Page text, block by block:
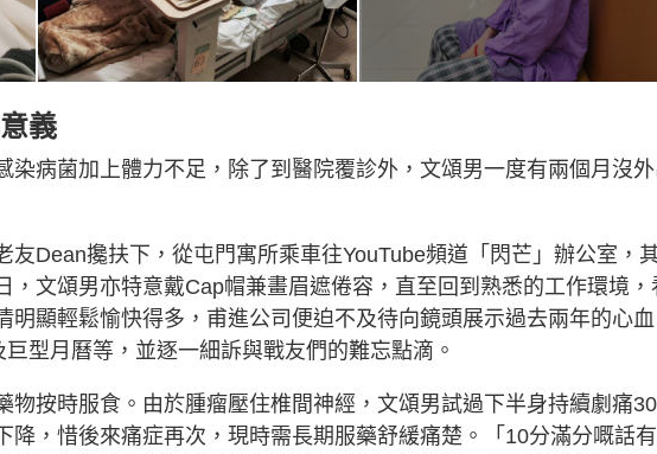
義
染病菌加上體力不足，除了到醫院覆診外，文頌男一度有兩個月沒
友Dean攙扶下，從屯門寓所乘車往YouTube頻道「閃芒」辦公室，
，文頌男亦特意戴Cap帽兼畫眉遮倦容，直至回到熟悉的工作環境，
明顯輕鬆愉快得多，甫進公司便迫不及待向鏡頭展示過去兩年的心
型月曆等，並逐一細訴與戰友們的難忘點滴。
物按時服食。由於腫瘤壓住椎間神經，文頌男試過下半身持續劇痛
降，惜後來痛症再次，現時需長期服藥舒緩痛楚。「10分滿分嘅話有